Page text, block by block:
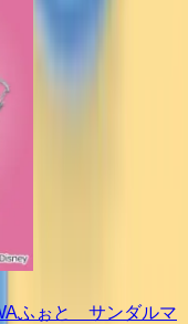
ふぉと サンダルマ